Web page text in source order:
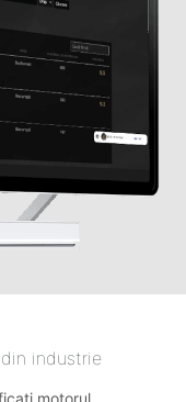
industrie
motorul